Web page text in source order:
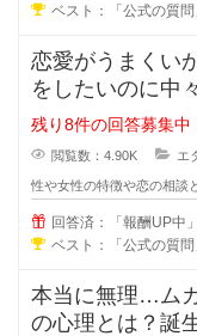
ベスト：「公式の質問
恋愛がうまくい
をしたいのに中
よね？行動や発
残り8件の回答募集中
閲覧数：4.90K エ
性や女性の特徴や恋の相談
回答済：「報酬UP中
ベスト：「公式の質問
本当に無理…ム
の心理とは？誕